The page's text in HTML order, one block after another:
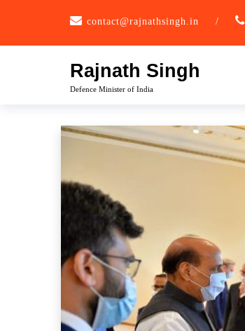
contact@rajnathsingh.in /
Rajnath Singh
Defence Minister of India